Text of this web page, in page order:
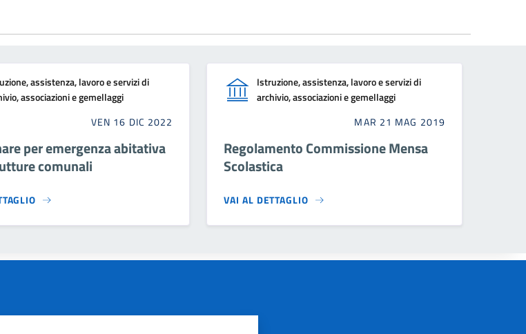
assistenza, lavoro e servizi di
associazioni e gemellaggi
VEN 16 DIC 2022
per emergenza abitativa
comunali
Istruzione, assistenza, lavoro e servizi di
archivio, associazioni e gemellaggi
MAR 21 MAG 2019
Regolamento Commissione Mensa
Scolastica
VAI AL DETTAGLIO